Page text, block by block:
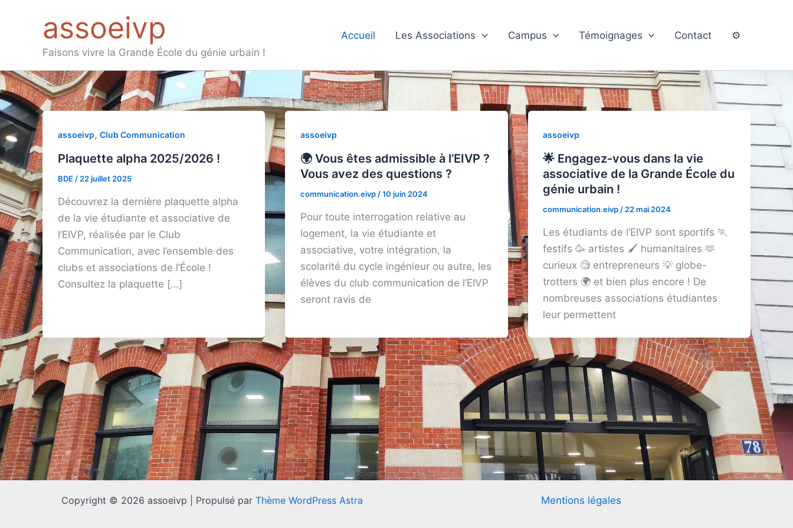
assoeivp
Faisons vivre la Grande École du génie urbain !
Accueil Les Associations Campus Témoignages Contact ⚙️
assoeivp, Club Communication
Plaquette alpha 2025/2026 !
BDE / 22 juillet 2025
Découvrez la dernière plaquette alpha
de la vie étudiante et associative de
l’EIVP, réalisée par le Club
Communication, avec l’ensemble des
clubs et associations de l’École !
Consultez la plaquette […]
assoeivp
🌍 Vous êtes admissible à l’EIVP ?
Vous avez des questions ?
communication.eivp /10 juin 2024
Pour toute interrogation relative au
logement, la vie étudiante et
associative, votre intégration, la
scolarité du cycle ingénieur ou autre, les
élèves du club communication de l’EIVP
seront ravis de
assoeivp
🌟 Engagez-vous dans la vie
associative de la Grande École du
génie urbain !
communication.eivp / 22 mai 2024
Les étudiants de l’EIVP sont sportifs 🏃
festifs 🥳 artistes 🖌️ humanitaires 🫶
curieux 🧐 entrepreneurs 💡 globe-
trotters 🌍 et bien plus encore ! De
nombreuses associations étudiantes
leur permettent
Copyright © 2026 assoeivp | Propulsé par Thème WordPress Astra Mentions légales